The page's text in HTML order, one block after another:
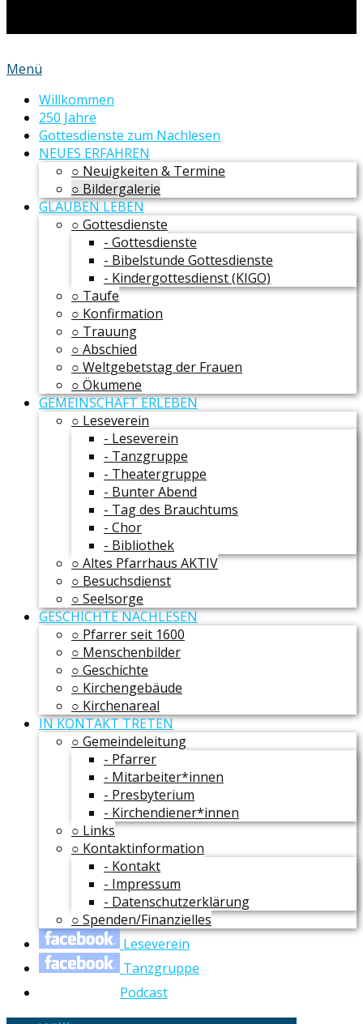
Menü
Willkommen
250 Jahre
Gottesdienste zum Nachlesen
NEUES ERFAHREN
○ Neuigkeiten & Termine
○ Bildergalerie
GLAUBEN LEBEN
○ Gottesdienste
- Gottesdienste
- Bibelstunde Gottesdienste
- Kindergottesdienst (KIGO)
○ Taufe
○ Konfirmation
○ Trauung
○ Abschied
○ Weltgebetstag der Frauen
○ Ökumene
GEMEINSCHAFT ERLEBEN
○ Leseverein
- Leseverein
- Tanzgruppe
- Theatergruppe
- Bunter Abend
- Tag des Brauchtums
- Chor
- Bibliothek
○ Altes Pfarrhaus AKTIV
○ Besuchsdienst
○ Seelsorge
GESCHICHTE NACHLESEN
○ Pfarrer seit 1600
○ Menschenbilder
○ Geschichte
○ Kirchengebäude
○ Kirchenareal
IN KONTAKT TRETEN
○ Gemeindeleitung
- Pfarrer
- Mitarbeiter*innen
- Presbyterium
- Kirchendiener*innen
○ Links
○ Kontaktinformation
- Kontakt
- Impressum
- Datenschutzerklärung
○ Spenden/Finanzielles
Leseverein
Tanzgruppe
Podcast